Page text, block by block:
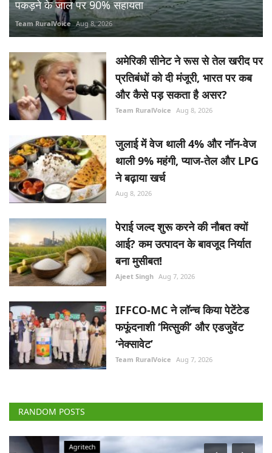
पकड़ने के जाल पर 90% सहायता
Team RuralVoice Aug 8, 2026
अमेरिकी सीनेट ने रूस से तेल खरीद पर
प्रतिबंधों को दी मंजूरी, भारत पर कब
और कैसे पड़ सकता है असर?
Team RuralVoice Aug 8, 2026
जुलाई में वेज थाली 4% और नॉन-वेज
थाली 9% महंगी, प्याज-तेल और LPG
ने बढ़ाया खर्च
Aug 8, 2026
पेराई जल्द शुरू करने की नौबत क्यों
आई? कम उत्पादन के बावजूद निर्यात
बना मुसीबत!
Ajeet Singh Aug 7, 2026
IFFCO-MC ने लॉन्च किया पेटेंटेड
फफूंदनाशी ‘मित्सुकी’ और एडजुवेंट
‘नेक्सावेट’
Team RuralVoice Aug 7, 2026
RANDOM POSTS
Agritech